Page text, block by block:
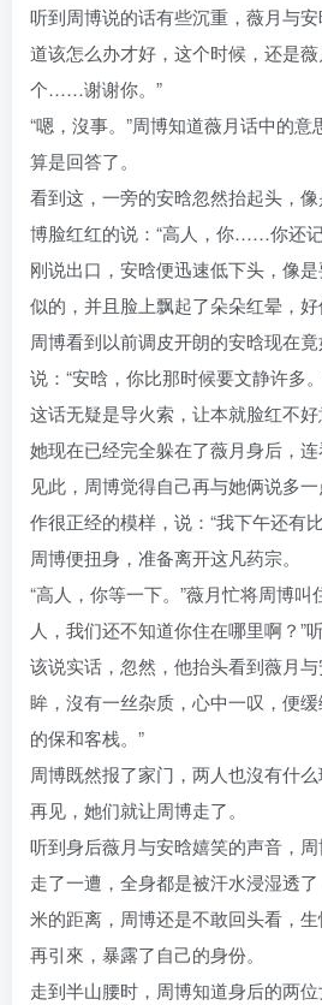
听到周博说的话有些沉重，薇月与
道该怎么办才好，这个时候，还是
个……谢谢你。”
“嗯，沒事。”周博知道薇月话中的
算是回答了。
看到这，一旁的安晗忽然抬起头，
博脸红红的说：“高人，你……你还
刚说出口，安晗便迅速低下头，像
似的，并且脸上飘起了朵朵红晕，好
周博看到以前调皮开朗的安晗现在
说：“安晗，你比那时候要文静许多
这话无疑是导火索，让本就脸红不
她现在已经完全躲在了薇月身后，连
见此，周博觉得自己再与她俩说多
作很正经的模样，说：“我下午还有
周博便扭身，准备离开这凡药宗。
“高人，你等一下。”薇月忙将周博叫
人，我们还不知道你住在哪里啊？”
该说实话，忽然，他抬头看到薇月
眸，沒有一丝杂质，心中一叹，便
的保和客栈。”
周博既然报了家门，两人也沒有什
再见，她们就让周博走了。
听到身后薇月与安晗嬉笑的声音，
走了一遭，全身都是被汗水浸湿透
米的距离，周博还是不敢回头看，
再引來，暴露了自己的身份。
走到半山腰时，周博知道身后的两